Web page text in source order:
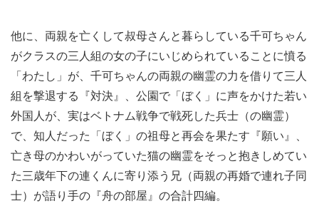
他に、両親を亡くして叔母さんと暮らしている千可ちゃん
がクラスの三人組の女の子にいじめられていることに憤る
「わたし」が、千可ちゃんの両親の幽霊の力を借りて三人
組を撃退する『対決』、公園で「ぼく」に声をかけた若い
外国人が、実はベトナム戦争で戦死した兵士（の幽霊）
で、知人だった「ぼく」の祖母と再会を果たす『願い』、
亡き母のかわいがっていた猫の幽霊をそっと抱きしめてい
た三歳年下の連くんに寄り添う兄（両親の再婚で連れ子同
士）が語り手の『舟の部屋』の合計四編。